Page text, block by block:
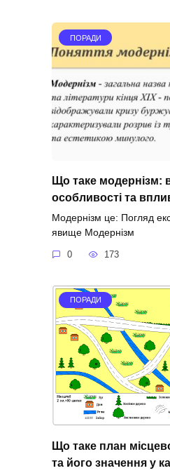
ПОРАДИ
Що таке модернізм:
особливості та
Модернізм це: Погляд
явище Модернізм
0 173
ПОРАДИ
Що таке план
та його значення у